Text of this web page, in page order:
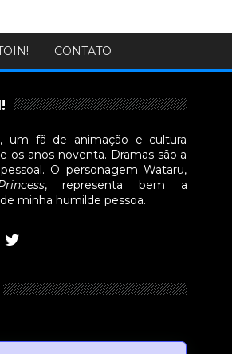
CONTATO
, um fã de animação e cultura
os anos noventa. Dramas são a
O personagem Wataru,
, representa bem a
minha humilde pessoa.